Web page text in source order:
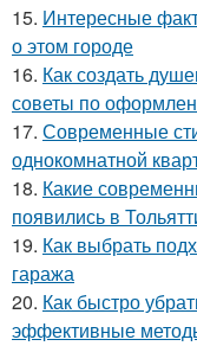
15. Интересные
о этом городе
16. Как создать
советы по
17. Современные
однокомнатной
18. Какие
появились в
19. Как выбрать
гаража
20. Как быстро
эффективные